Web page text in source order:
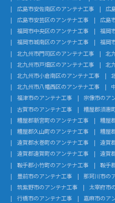
広島市安佐南区のアンテナ工事
広
広島市安芸区のアンテナ工事
広島
福岡市中央区のアンテナ工事
福岡
福岡市城南区のアンテナ工事
福岡
北九州市門司区のアンテナ工事
北
北九州市戸畑区のアンテナ工事
北
北九州市小倉南区のアンテナ工事
北九州市八幡西区のアンテナ工事
福津市のアンテナ工事
宗像市のア
古賀市のアンテナ工事
糟屋郡須惠
糟屋郡新宮町のアンテナ工事
糟屋
糟屋郡久山町のアンテナ工事
糟屋
遠賀郡水巻町のアンテナ工事
遠賀
遠賀郡遠賀町のアンテナ工事
遠賀
鞍手郡小竹町のアンテナ工事
鞍手
豊前市のアンテナ工事
那珂川市の
筑紫野市のアンテナ工事
太宰府市
行橋市のアンテナ工事
嘉麻市のア